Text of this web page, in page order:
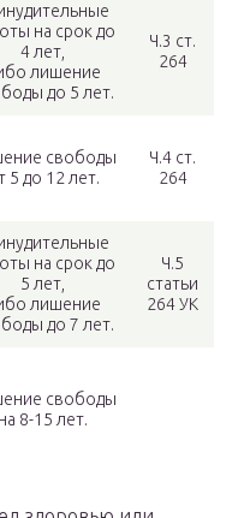
на срок до
4 лет,
лишение
до 5 лет.
Ч.3 ст.
264
свободы
5 до 12 лет.
Ч.4 ст.
264
на срок до
5 лет,
лишение
до 7 лет.
Ч.5
статьи
264 УК
свободы
на 8-15 лет.